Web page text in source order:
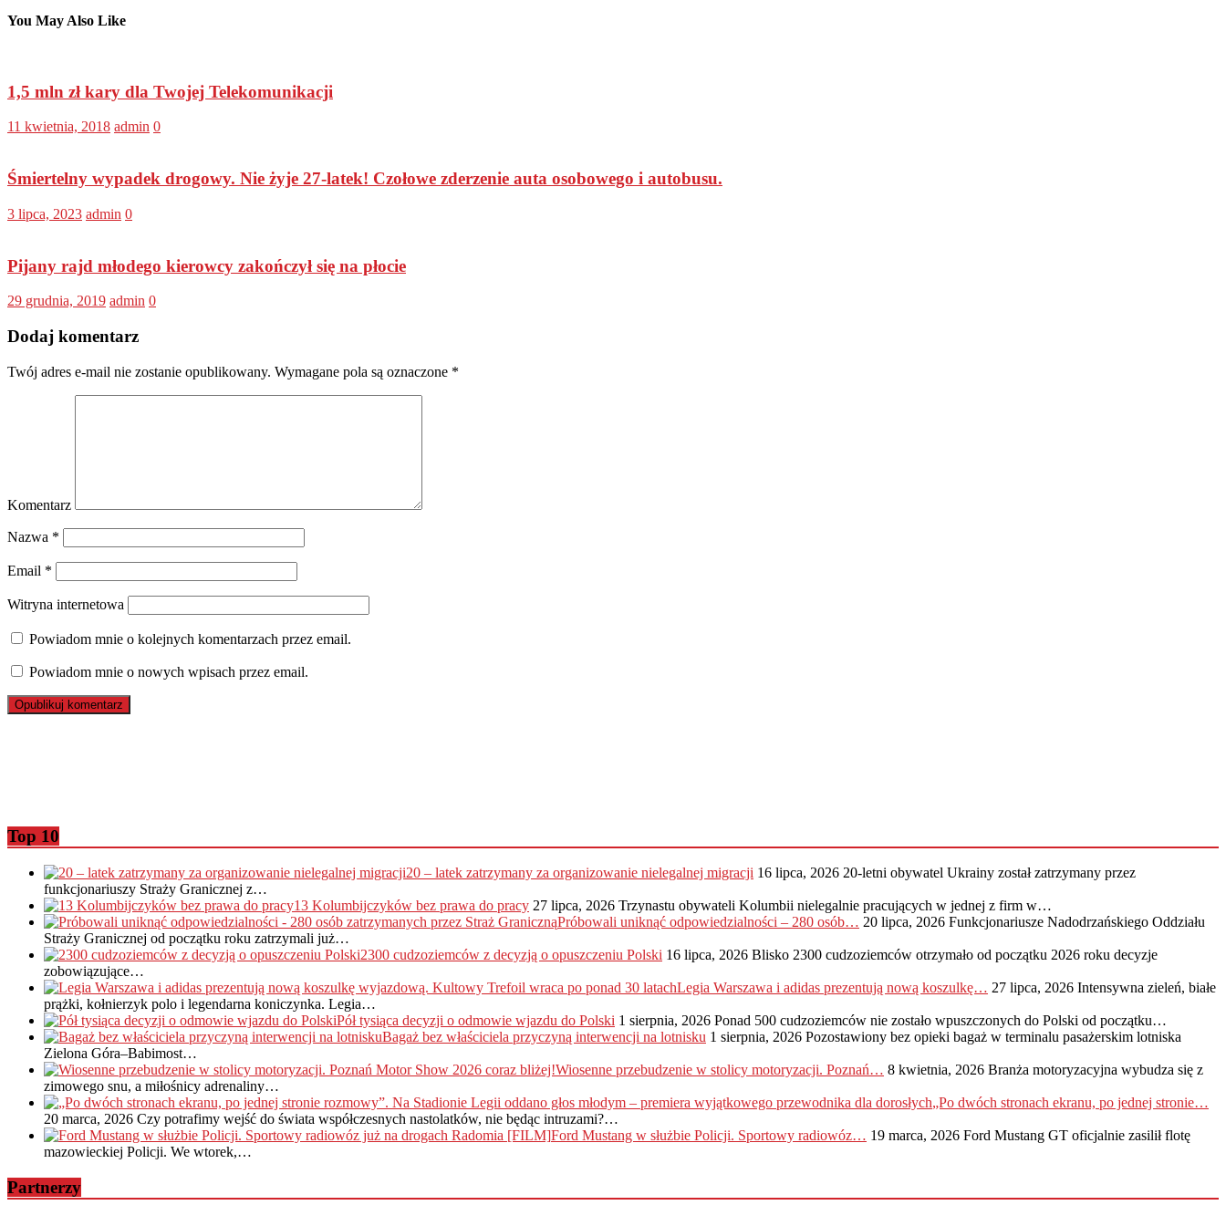
You May Also Like
1,5 mln zł kary dla Twojej Telekomunikacji
11 kwietnia, 2018 admin 0
Śmiertelny wypadek drogowy. Nie żyje 27-latek! Czołowe zderzenie auta osobowego i autobusu.
3 lipca, 2023 admin 0
Pijany rajd młodego kierowcy zakończył się na płocie
29 grudnia, 2019 admin 0
Dodaj komentarz
Twój adres e-mail nie zostanie opublikowany. Wymagane pola są oznaczone *
Komentarz
Nazwa *
Email *
Witryna internetowa
Powiadom mnie o kolejnych komentarzach przez email.
Powiadom mnie o nowych wpisach przez email.
Top 10
20 – latek zatrzymany za organizowanie nielegalnej migracji 16 lipca, 2026 20-letni obywatel Ukrainy został zatrzymany przez
funkcjonariuszy Straży Granicznej z…
13 Kolumbijczyków bez prawa do pracy 27 lipca, 2026 Trzynastu obywateli Kolumbii nielegalnie pracujących w jednej z firm w…
Próbowali uniknąć odpowiedzialności – 280 osób… 20 lipca, 2026 Funkcjonariusze Nadodrzańskiego Oddziału
Straży Granicznej od początku roku zatrzymali już…
2300 cudzoziemców z decyzją o opuszczeniu Polski 16 lipca, 2026 Blisko 2300 cudzoziemców otrzymało od początku 2026 roku decyzje
zobowiązujące…
Legia Warszawa i adidas prezentują nową koszulkę… 27 lipca, 2026 Intensywna zieleń, białe
prążki, kołnierzyk polo i legendarna koniczynka. Legia…
Pół tysiąca decyzji o odmowie wjazdu do Polski 1 sierpnia, 2026 Ponad 500 cudzoziemców nie zostało wpuszczonych do Polski od początku…
Bagaż bez właściciela przyczyną interwencji na lotnisku 1 sierpnia, 2026 Pozostawiony bez opieki bagaż w terminalu pasażerskim lotniska
Zielona Góra–Babimost…
Wiosenne przebudzenie w stolicy motoryzacji. Poznań… 8 kwietnia, 2026 Branża motoryzacyjna wybudza się z
zimowego snu, a miłośnicy adrenaliny…
„Po dwóch stronach ekranu, po jednej stronie…
20 marca, 2026 Czy potrafimy wejść do świata współczesnych nastolatków, nie będąc intruzami?…
Ford Mustang w służbie Policji. Sportowy radiowóz… 19 marca, 2026 Ford Mustang GT oficjalnie zasilił flotę
mazowieckiej Policji. We wtorek,…
Partnerzy